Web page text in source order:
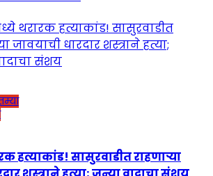
हत्याकांड! सासुरवाडीत राहणाऱ्या